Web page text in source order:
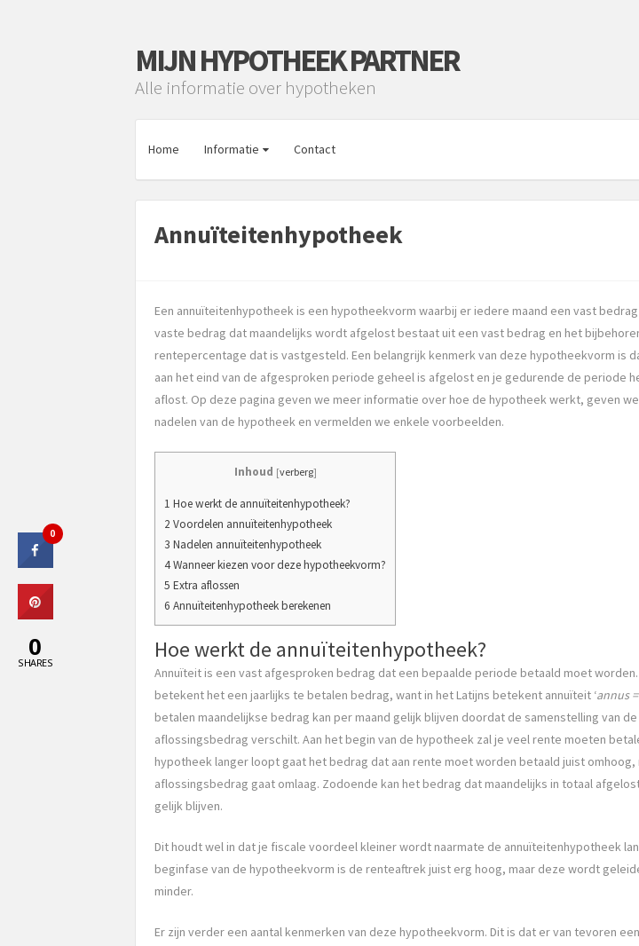
MIJN HYPOTHEEK PARTNER
Alle informatie over hypotheken
Home Informatie Contact
Annuïteitenhypotheek
Een annuïteitenhypotheek is een hypotheekvorm waarbij er iedere maand een vast
vaste bedrag dat maandelijks wordt afgelost bestaat uit een vast bedrag en het
rentepercentage dat is vastgesteld. Een belangrijk kenmerk van deze hypotheekvorm is
aan het eind van de afgesproken periode geheel is afgelost en je gedurende de periode
aflost. Op deze pagina geven we meer informatie over hoe de hypotheek werkt, geven
nadelen van de hypotheek en vermelden we enkele voorbeelden.
Inhoud [verberg]
1 Hoe werkt de annuïteitenhypotheek?
2 Voordelen annuïteitenhypotheek
3 Nadelen annuïteitenhypotheek
4 Wanneer kiezen voor deze hypotheekvorm?
5 Extra aflossen
6 Annuïteitenhypotheek berekenen
Hoe werkt de annuïteitenhypotheek?
Annuïteit is een vast afgesproken bedrag dat een bepaalde periode betaald moet
betekent het een jaarlijks te betalen bedrag, want in het Latijns betekent annuïteit ‘annus
betalen maandelijkse bedrag kan per maand gelijk blijven doordat de samenstelling van
aflossingsbedrag verschilt. Aan het begin van de hypotheek zal je veel rente moeten
hypotheek langer loopt gaat het bedrag dat aan rente moet worden betaald juist omhoog,
aflossingsbedrag gaat omlaag. Zodoende kan het bedrag dat maandelijks in totaal
gelijk blijven.
Dit houdt wel in dat je fiscale voordeel kleiner wordt naarmate de annuïteitenhypotheek
beginfase van de hypotheekvorm is de renteaftrek juist erg hoog, maar deze wordt
minder.
Er zijn verder een aantal kenmerken van deze hypotheekvorm. Dit is dat er van tevoren
0
0
SHARES